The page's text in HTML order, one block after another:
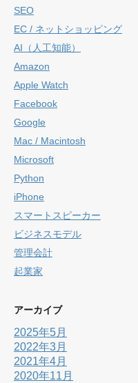
SEO
EC / ネットショッピング
AI（人工知能）
Amazon
Apple Watch
Facebook
Google
Mac / Macintosh
Microsoft
Python
iPhone
スマートスピーカー
ビジネスモデル
管理会計
起業家
アーカイブ
2025年5月
2022年3月
2021年4月
2020年11月